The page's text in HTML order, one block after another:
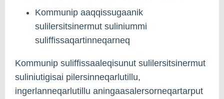
Kommunip aaqqissugaanik
sulilersitsinermut suliniummi
suliffissaqartinneqarneq
Kommunip suliffissaaleqisunut sulilersitsinermut
suliniutigisai pilersinneqarlutillu,
ingerlanneqarlutillu aningaasalersorneqartarput